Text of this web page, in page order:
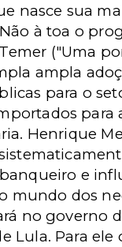
nasce sua
à toa o
("Uma
ampla
para o
para
Henrique
e
mundo dos
no governo
Lula. Para ele